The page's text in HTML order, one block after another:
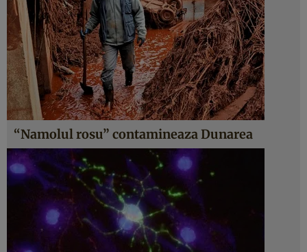
“Namolul rosu” contamineaza Dunarea